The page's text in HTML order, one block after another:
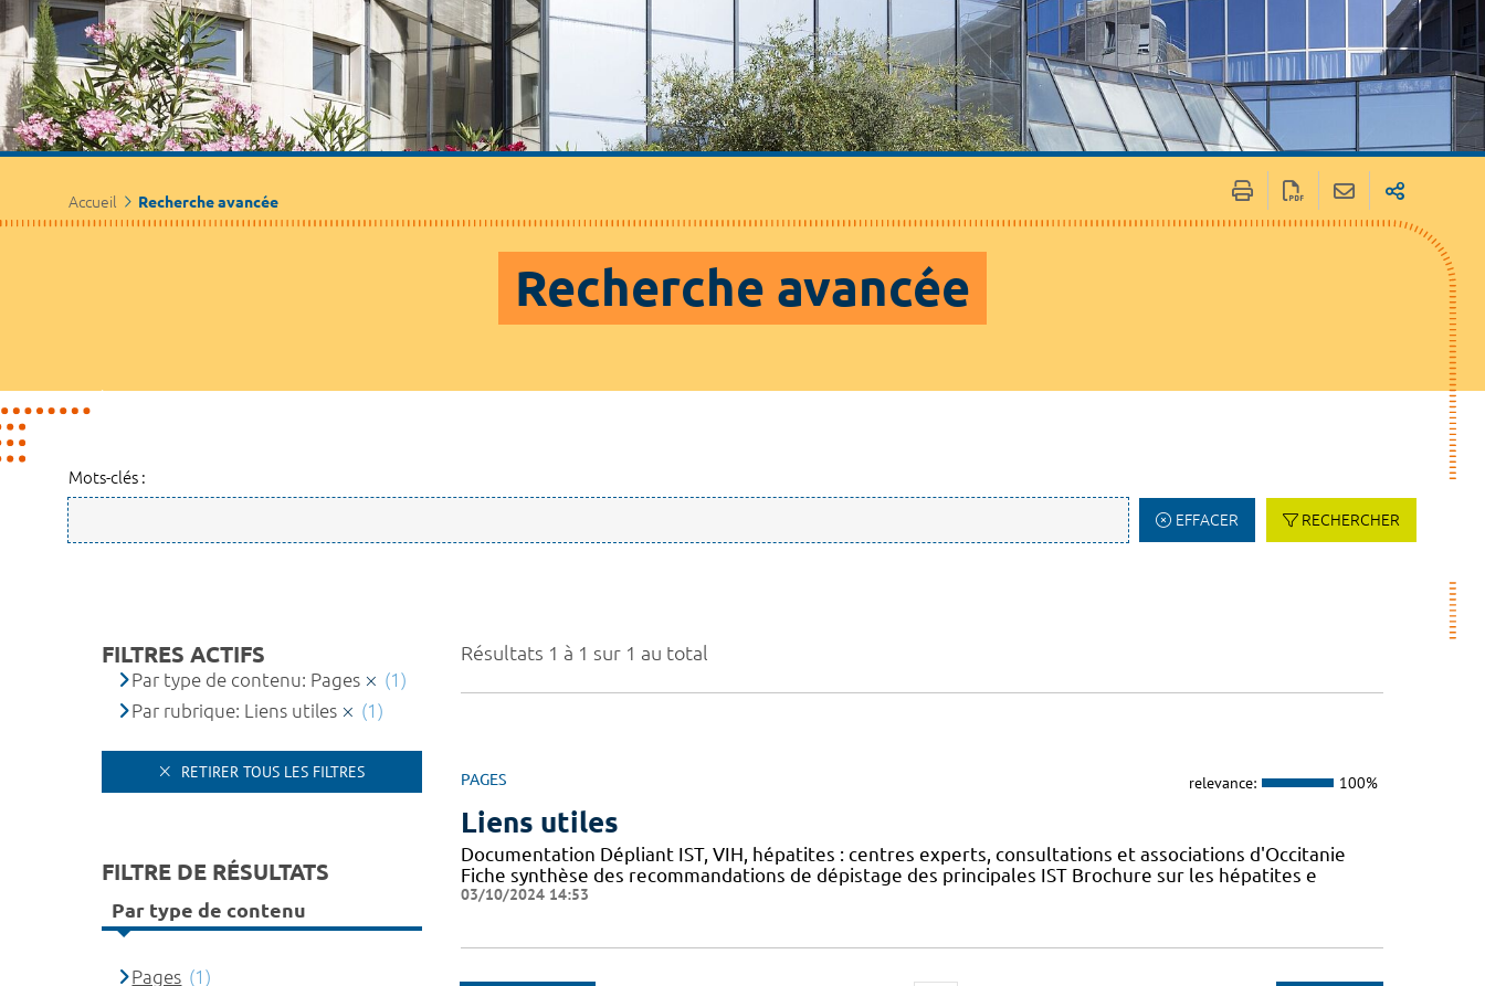
Accueil Recherche avancée
Recherche avancée
Mots-clés :
EFFACER RECHERCHER
Résultats 1 à 1 sur 1 au total
PAGES relevance: 100%
Liens utiles
Documentation Dépliant IST, VIH, hépatites : centres experts, consultations et associations d'Occitanie
Fiche synthèse des recommandations de dépistage des principales IST Brochure sur les hépatites e
03/10/2024 14:53
FILTRES ACTIFS
Par type de contenu: Pages
(1)
Par rubrique: Liens utiles
(1)
RETIRER TOUS LES FILTRES
FILTRE DE RÉSULTATS
Par type de contenu
Pages (1)